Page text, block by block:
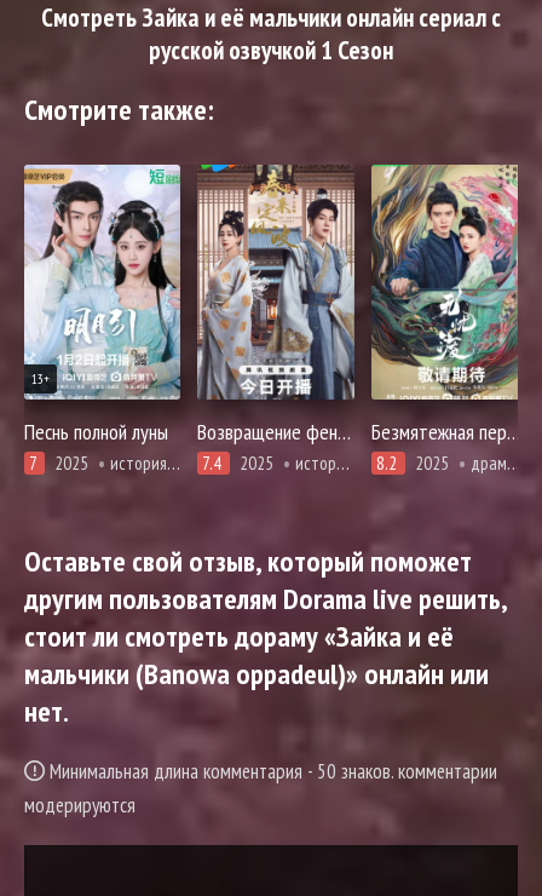
Смотреть Зайка и её мальчики онлайн сериал с
русской озвучкой 1 Сезон
Смотрите также:
13+
Песнь полной луны
7 2025 история, комедия, романтика
Возвращение феникса
7.4 2025 история, про врачей и медицину, романтика
Безмятежная переправа
8.2 2025 драма, приключения, расследование, романтика, фэнтези
Оставьте свой отзыв, который поможет
другим пользователям Dorama live решить,
стоит ли смотреть дораму «Зайка и её
мальчики (Banowa oppadeul)» онлайн или
нет.
Минимальная длина комментария - 50 знаков. комментарии
модерируются